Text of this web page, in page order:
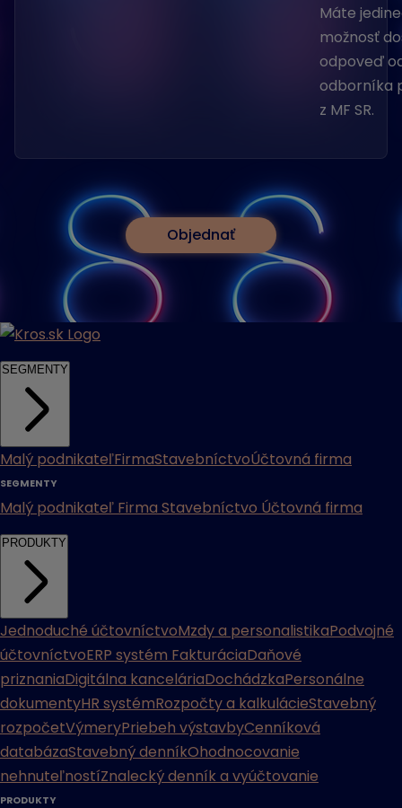
Máte
možnosť
odpoveď
odborníka
z MF SR.
Objednať
SEGMENTY
Malý podnikateľFirmaStavebníctvoÚčtovná firma
SEGMENTY
Malý podnikateľ Firma Stavebníctvo Účtovná firma
PRODUKTY
Jednoduché účtovníctvoMzdy a personalistikaPodvojné
účtovníctvoERP systém FakturáciaDaňové
priznaniaDigitálna kanceláriaDochádzkaPersonálne
dokumentyHR systémRozpočty a kalkulácieStavebný
rozpočetVýmeryPriebeh výstavbyCenníková
databázaStavebný denníkOhodnocovanie
nehnuteľnostíZnalecký denník a vyúčtovanie
PRODUKTY